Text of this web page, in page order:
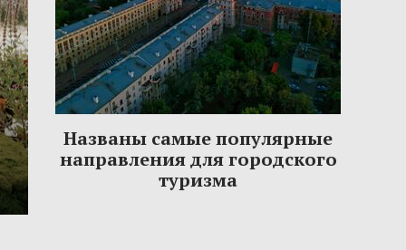
Названы самые популярные
направления для городского
туризма